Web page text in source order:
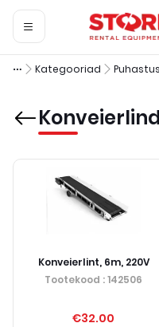
Kategooriad
Konveierlint, 6m, 220V
Tootekood : 142506
€32.00